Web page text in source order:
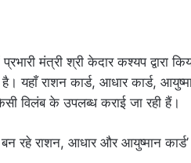
मंत्री श्री केदार कश्यप द्वारा
राशन कार्ड, आधार कार्ड,
विलंब के उपलब्ध कराई जा रही हैं।